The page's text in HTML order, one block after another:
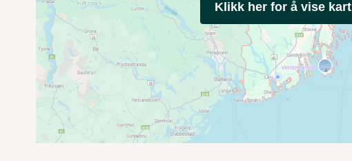
Klikk her for å vise kart